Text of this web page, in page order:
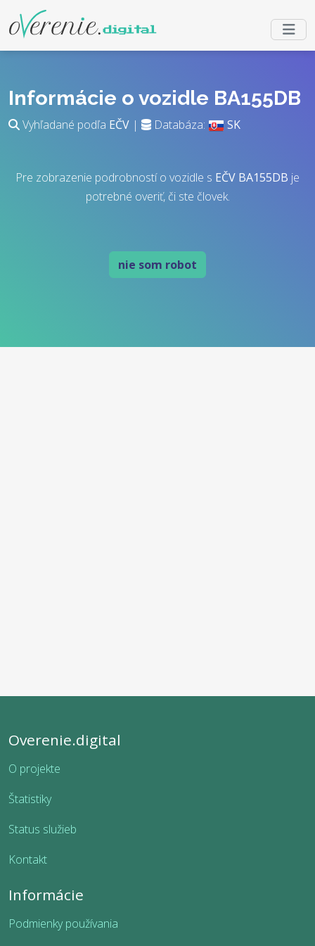
Informácie o vozidle BA155DB
Vyhľadané podľa EČV | Databáza: SK
Pre zobrazenie podrobností o vozidle s EČV BA155DB je
potrebné overiť, či ste človek.
nie som robot
Overenie.digital
O projekte
Štatistiky
Status služieb
Kontakt
Informácie
Podmienky používania